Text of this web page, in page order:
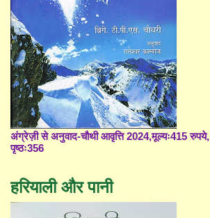
अंग्रेज़ी से अनुवाद-चौथी आवृत्ति 2024,मूल्यः415 रुपये,
पृष्ठः356
हरियाली और पानी